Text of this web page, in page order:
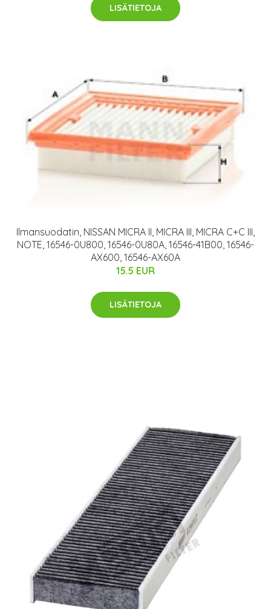
LISÄTIETOJA
Ilmansuodatin, NISSAN MICRA II, MICRA III, MICRA C+C III,
NOTE, 16546-0U800, 16546-0U80A, 16546-41B00, 16546-
AX600, 16546-AX60A
15.5 EUR
LISÄTIETOJA